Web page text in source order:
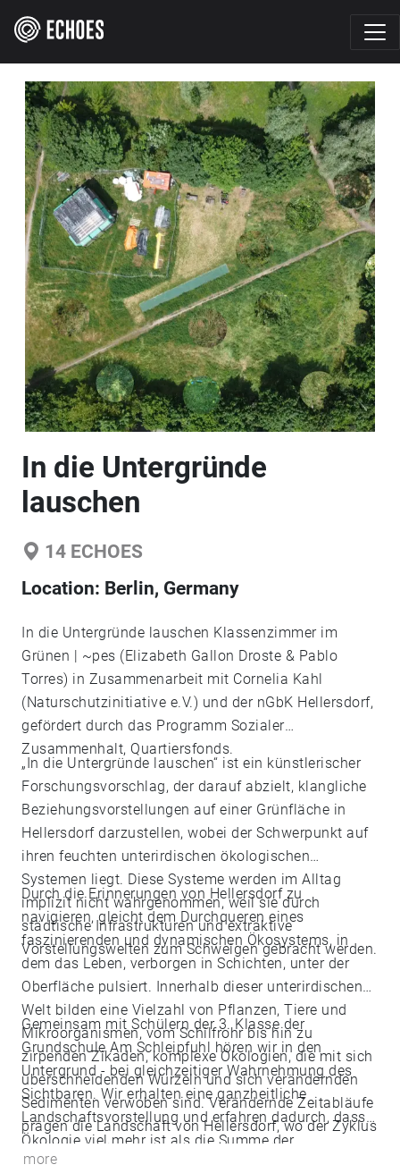
In die Untergründe
lauschen
14 ECHOES
Location: Berlin, Germany
In die Untergründe lauschen Klassenzimmer im
Grünen | ~pes (Elizabeth Gallon Droste & Pablo
Torres) in Zusammenarbeit mit Cornelia Kahl
(Naturschutzinitiative e.V.) und der nGbK Hellersdorf,
gefördert durch das Programm Sozialer
Zusammenhalt, Quartiersfonds.
„In die Untergründe lauschen“ ist ein künstlerischer
Forschungsvorschlag, der darauf abzielt, klangliche
Beziehungsvorstellungen auf einer Grünfläche in
Hellersdorf darzustellen, wobei der Schwerpunkt auf
ihren feuchten unterirdischen ökologischen
Systemen liegt. Diese Systeme werden im Alltag
implizit nicht wahrgenommen, weil sie durch
städtische Infrastrukturen und extraktive
Vorstellungswelten zum Schweigen gebracht werden.
Durch die Erinnerungen von Hellersdorf zu
navigieren, gleicht dem Durchqueren eines
faszinierenden und dynamischen Ökosystems, in
dem das Leben, verborgen in Schichten, unter der
Oberfläche pulsiert. Innerhalb dieser unterirdischen
Welt bilden eine Vielzahl von Pflanzen, Tiere und
Mikroorganismen, vom Schilfrohr bis hin zu
zirpenden Zikaden, komplexe Ökologien, die mit sich
überschneidenden Wurzeln und sich verändernden
Sedimenten verwoben sind. Verändernde Zeitabläufe
prägen die Landschaft von Hellersdorf, wo der Zyklus
der Jahreszeiten und Schwankungen im
Gemeinsam mit Schülern der 3. Klasse der
Grundschule Am Schleipfuhl hören wir in den
Untergrund - bei gleichzeitiger Wahrnehmung des
Sichtbaren. Wir erhalten eine ganzheitliche
Landschaftsvorstellung und erfahren dadurch, dass
Ökologie viel mehr ist als die Summe der
vorhandenen Organismen. Jede(r) Schüler(in) wird
more